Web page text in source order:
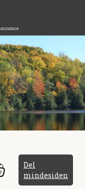
Del
mindesiden